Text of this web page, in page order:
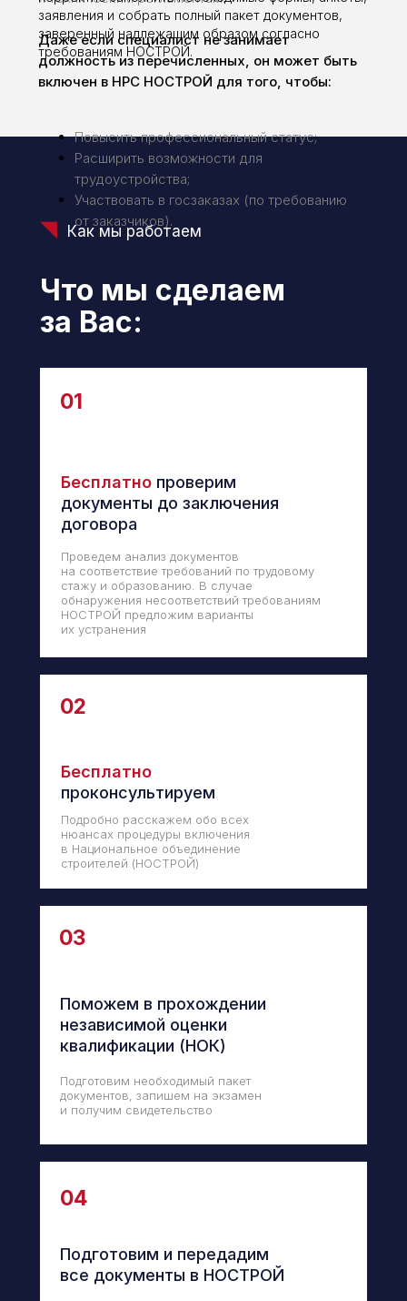
Даже если специалист не занимает
должность из перечисленных, он может быть
включен в НРС НОСТРОЙ для того, чтобы:
Повысить профессиональный статус;
Расширить возможности для
трудоустройства;
Участвовать в госзаказах (по требованию
от заказчиков).
заявления и собрать полный пакет документов,
заверенный надлежащим образом согласно
требованиям НОСТРОЙ.
Что мы сделаем
за Вас:
Как мы работаем
Бесплатно проверим
документы до заключения
договора
Проведем анализ документов
на соответствие требований по трудовому
стажу и образованию. В случае
обнаружения несоответствий требованиям
НОСТРОЙ предложим варианты
их устранения
01
04
Подготовим и передадим
все документы в НОСТРОЙ
02
Бесплатно
проконсультируем
Подробно расскажем обо всех
нюансах процедуры включения
в Национальное объединение
строителей (НОСТРОЙ)
03
Подготовим необходимый пакет
документов, запишем на экзамен
и получим свидетельство
Поможем в прохождении
независимой оценки
квалификации (НОК)